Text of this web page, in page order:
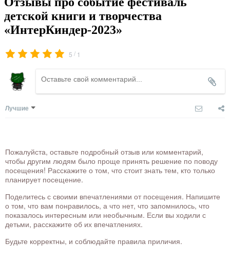
детской книги и творчества
«ИнтерКиндер-2023»
5 / 1
Лучшие
Пожалуйста, оставьте подробный отзыв или комментарий,
чтобы другим людям было проще принять решение по поводу
посещения! Расскажите о том, что стоит знать тем, кто только
планирует посещение.
Поделитесь с своими впечатлениями от посещения. Напишите
о том, что вам понравилось, а что нет, что запомнилось, что
показалось интересным или необычным. Если вы ходили с
детьми, расскажите об их впечатлениях.
Будьте корректны, и соблюдайте правила приличия.